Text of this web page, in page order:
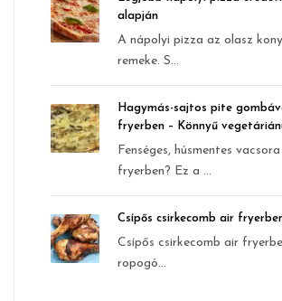
alapján
A nápolyi pizza az olasz
remeke. S...
Hagymás-sajtos pite
fryerben – Könnyű
Fenséges, húsmentes
fryerben? Ez a ...
Csípős csirkecomb air
Csípős csirkecomb air
ropogó...